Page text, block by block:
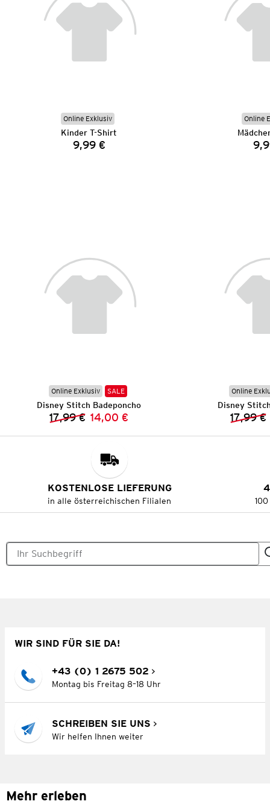
Online Exklusiv
Kinder T-Shirt
Preis:
9,99 €
Online
Online Exklusiv SALE
Disney Stitch Badeponcho
Vorheriger Preis:
17,99 € Neuer Preis:
14,00 €
Online
Disney
17,99 €
KOSTENLOSE LIEFERUNG
in alle österreichischen Filialen
WIR SIND FÜR SIE DA!
+43 (0) 1 2675 502
Montag bis Freitag 8–18 Uhr
SCHREIBEN SIE UNS
Wir helfen Ihnen weiter
Mehr erleben